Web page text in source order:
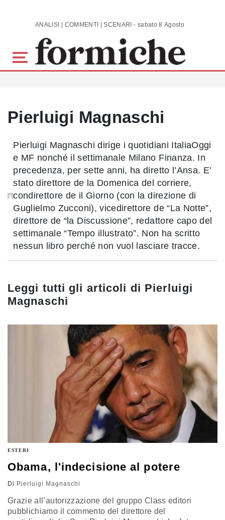
Skip to main content ANALISI | COMMENTI | SCENARI - sabato 8 Agosto 2026
Pierluigi Magnaschi
Pierluigi Magnaschi dirige i quotidiani ItaliaOggi
e MF nonché il settimanale Milano Finanza. In
precedenza, per sette anni, ha diretto l’Ansa. E’
stato direttore de la Domenica del corriere,
condirettore de il Giorno (con la direzione di
Guglielmo Zucconi), vicedirettore de “La Notte”,
direttore de “la Discussione”, redattore capo del
settimanale “Tempo illustrato”. Non ha scritto
nessun libro perché non vuol lasciare tracce.
Leggi tutti gli articoli di Pierluigi
Magnaschi
ESTERI
Obama, l'indecisione al potere
Di Pierluigi Magnaschi
Grazie all’autorizzazione del gruppo Class editori
pubblichiamo il commento del direttore del